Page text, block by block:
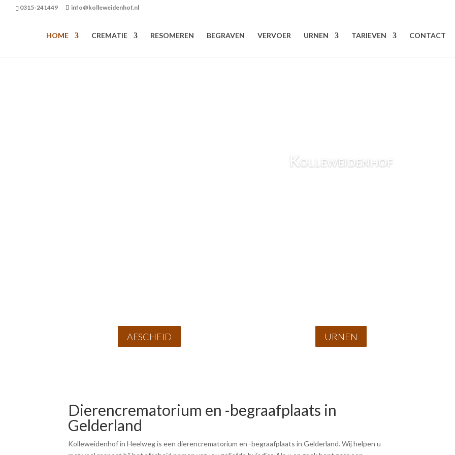
0315-241449 info@kolleweidenhof.nl
HOME CREMATIE RESOMEREN BEGRAVEN VERVOER URNEN TARIEVEN CONTACT
Kolleweidenhof
AFSCHEID URNEN
Dierencrematorium en -begraafplaats in
Gelderland
Kolleweidenhof in Heelweg is een dierencrematorium en -begraafplaats in Gelderland. Wij helpen u